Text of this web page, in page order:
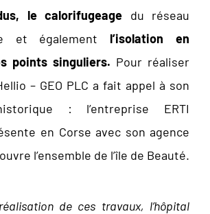
le calorifugeage du réseau
et également l’isolation en
points singuliers. Pour réaliser
– GEO PLC a fait appel à son
: l’entreprise ERTI
en Corse avec son agence
l’ensemble de l’île de Beauté.
de ces travaux, l’hôpital